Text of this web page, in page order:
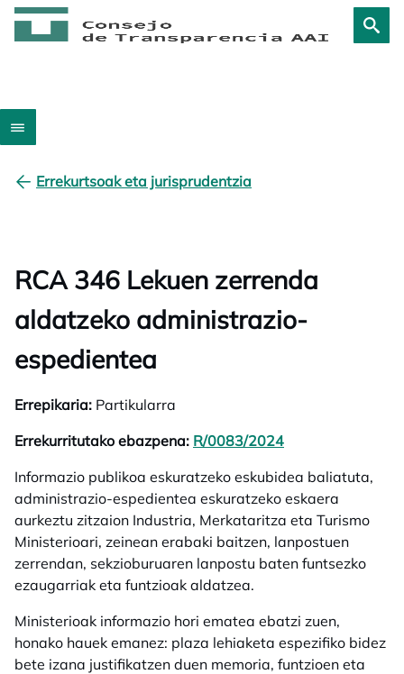
Errekurtsoak eta jurisprudentzia
RCA 346 Lekuen zerrenda
aldatzeko administrazio-
espedientea
Errepikaria: Partikularra
Errekurritutako ebazpena: R/0083/2024
Informazio publikoa eskuratzeko eskubidea baliatuta,
administrazio-espedientea eskuratzeko eskaera
aurkeztu zitzaion Industria, Merkataritza eta Turismo
Ministerioari, zeinean erabaki baitzen, lanpostuen
zerrendan, sekzioburuaren lanpostu baten funtsezko
ezaugarriak eta funtzioak aldatzea.
Ministerioak informazio hori ematea ebatzi zuen,
honako hauek emanez: plaza lehiaketa espezifiko bidez
bete izana justifikatzen duen memoria, funtzioen eta